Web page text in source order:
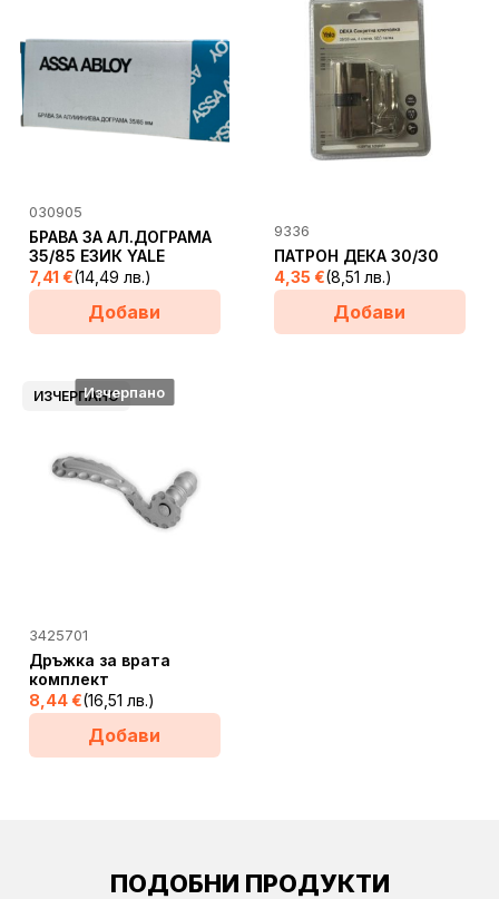
030905
БРАВА ЗА АЛ.ДОГРАМА
35/85 ЕЗИК YALE
7,41 €(14,49 лв.)
Добави
9336
ПАТРОН ДЕКА 30/30
4,35 €(8,51 лв.)
Добави
ИЗЧЕРПАНОИзчерпано
3425701
Дръжка за врата
комплект
8,44€(16,51 лв.)
Добави
ПОДОБНИ ПРОДУКТИ